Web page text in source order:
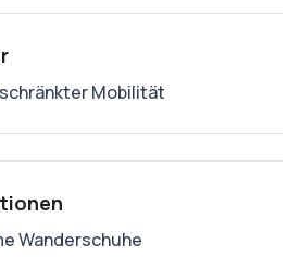
Mobilität
Wanderschuhe